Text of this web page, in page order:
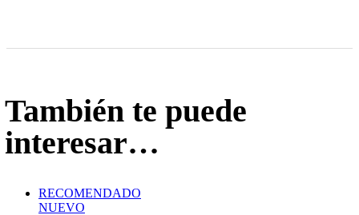
También te puede
interesar…
RECOMENDADO
NUEVO